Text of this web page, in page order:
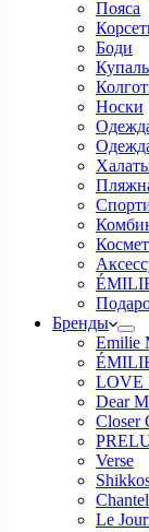
Пояса
Боди
Носки
Бренды
Emilie
LOVE
Dear
Closer
Verse
Le